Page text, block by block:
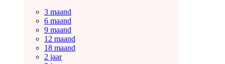
3 maand
6 maand
9 maand
12 maand
18 maand
2 jaar